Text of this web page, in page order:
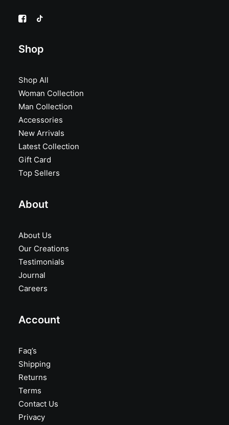
Shop
Shop All
Woman Collection
Man Collection
Accessories
New Arrivals
Latest Collection
Gift Card
Top Sellers
About
About Us
Our Creations
Testimonials
Journal
Careers
Account
Faq’s
Shipping
Returns
Terms
Contact Us
Privacy